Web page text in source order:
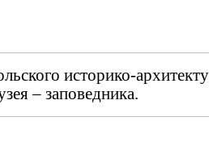
историко-
– заповедника.